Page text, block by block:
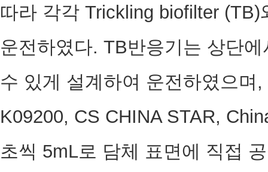
따라 각각 Trickling biofilter
운전하였다. TB반응기는 상단
수 있게 설계하여 운전하였으며
K09200, CS CHINA STAR,
초씩 5mL로 담체 표면에 직접